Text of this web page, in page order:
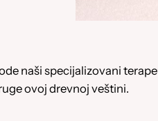
naši specijalizovani
ovoj drevnoj veštini.